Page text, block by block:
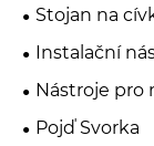
Stojan na
Instalační
Nástroje pro
Pojď Svorka